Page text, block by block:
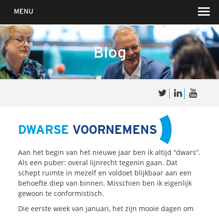
MENU
Waar wij in geloven …
Voor wie?
Iets over joúw SalesCultuur
De partners
Blog
DWARSE VOORNEMENS
Aan het begin van het nieuwe jaar ben ik altijd “dwars”.
Als een puber: overal lijnrecht tegenin gaan. Dat
schept ruimte in mezelf en voldoet blijkbaar aan een
behoefte diep van binnen. Misschien ben ik eigenlijk
gewoon te conformistisch.
Die eerste week van januari, het zijn mooie dagen om